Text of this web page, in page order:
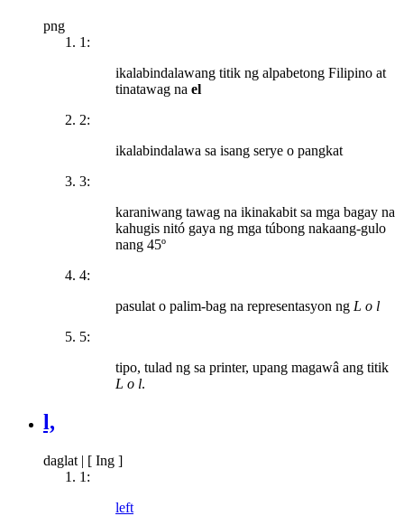
png
1:
ikalabindalawang titik ng alpabetong Filipino at
tinatawag na el
2:
ikalabindalawa sa isang serye o pangkat
3:
karaniwang tawag na ikinakabit sa mga bagay na
kahugis nitó gaya ng mga túbong nakaang-gulo
nang 45º
4:
pasulat o palim-bag na representasyon ng L o l
5:
tipo, tulad ng sa printer, upang magawâ ang titik
L o l.
l,
daglat | [ Ing ]
1:
left